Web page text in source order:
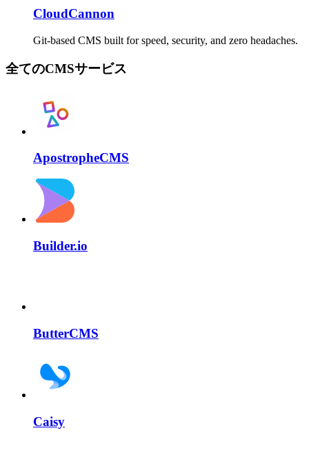
CloudCannon
Git-based CMS built for speed, security, and zero headaches.
全てのCMSサービス
ApostropheCMS
Builder.io
ButterCMS
Caisy